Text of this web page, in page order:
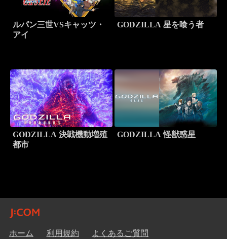
ルパン三世VSキャッツ・
アイ
GODZILLA 星を喰う者
GODZILLA 決戦機動増殖
都市
GODZILLA 怪獣惑星
ホーム 利用規約 よくあるご質問